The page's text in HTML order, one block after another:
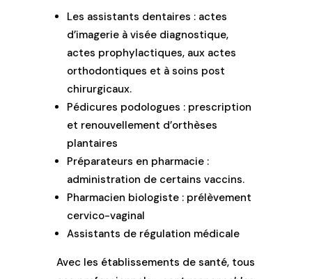
Les assistants dentaires : actes
d’imagerie à visée diagnostique,
actes prophylactiques, aux actes
orthodontiques et à soins post
chirurgicaux.
Pédicures podologues : prescription
et renouvellement d’orthèses
plantaires
Préparateurs en pharmacie :
administration de certains vaccins.
Pharmacien biologiste : prélèvement
cervico-vaginal
Assistants de régulation médicale
Avec les établissements de santé, tous